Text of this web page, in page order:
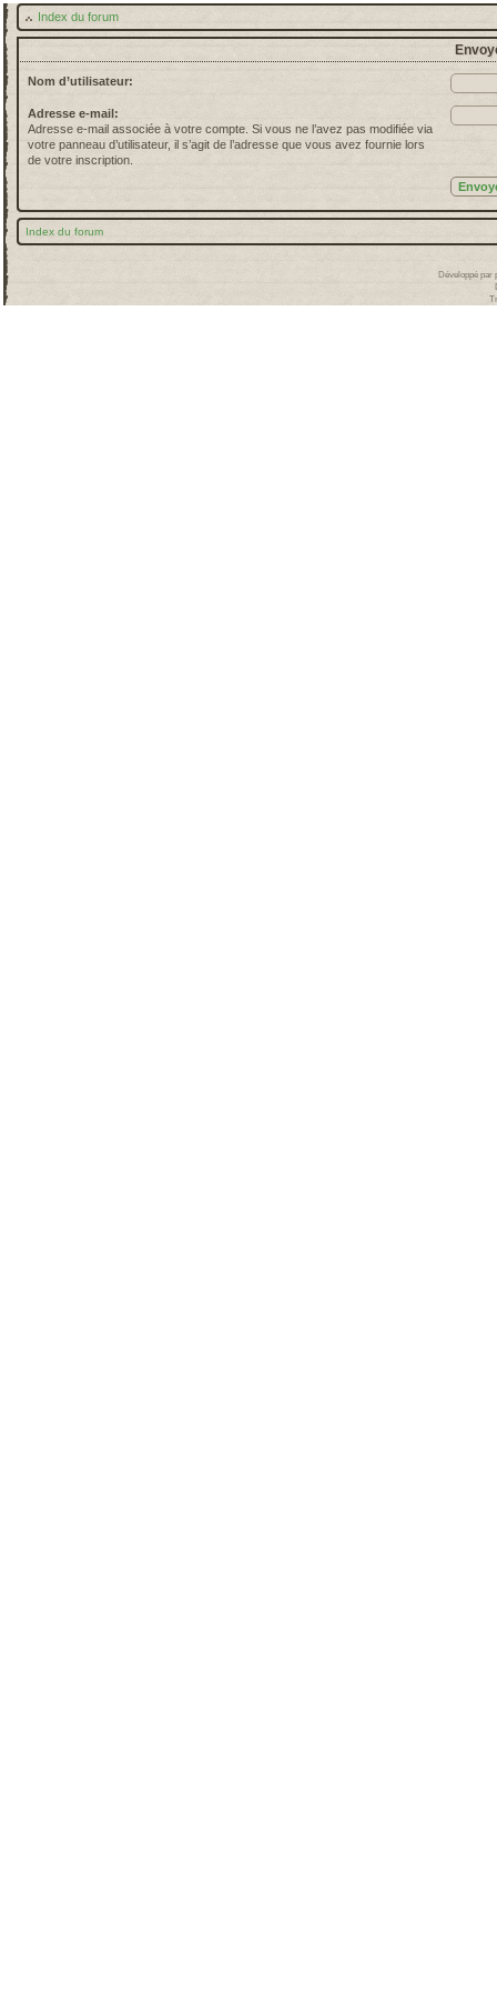
Index du forum
Nom d’utilisateur:
Adresse e-mail:
Adresse e-mail associée à votre compte. Si vous ne l’avez pas modifiée via
votre panneau d’utilisateur, il s’agit de l’adresse que vous avez fournie lors
de votre inscription.
Index du forum
Développé par